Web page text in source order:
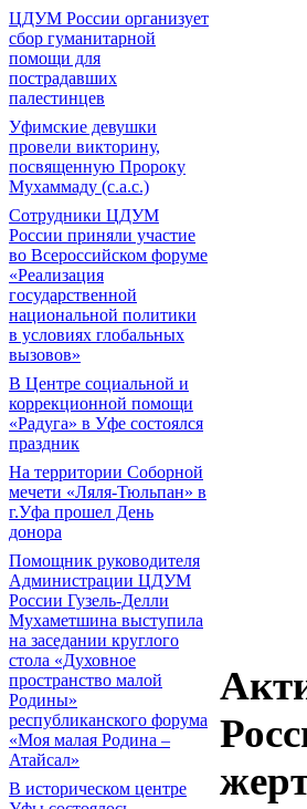
ЦДУМ России организует
сбор гуманитарной
помощи для
пострадавших
палестинцев
Уфимские девушки
провели викторину,
посвященную Пророку
Мухаммаду (с.а.с.)
Сотрудники ЦДУМ
России приняли участие
во Всероссийском форуме
«Реализация
государственной
национальной политики
в условиях глобальных
вызовов»
В Центре социальной и
коррекционной помощи
«Радуга» в Уфе состоялся
праздник
На территории Соборной
мечети «Ляля-Тюльпан» в
г.Уфа прошел День
донора
Помощник руководителя
Администрации ЦДУМ
России Гузель-Делли
Мухаметшина выступила
на заседании круглого
стола «Духовное
пространство малой
Родины»
республиканского форума
«Моя малая Родина –
Атайсал»
В историческом центре